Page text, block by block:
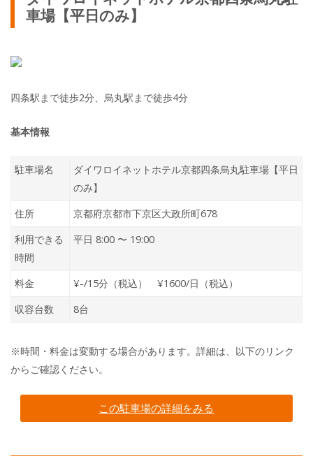
車場【平日のみ】
四条駅まで徒歩2分、烏丸駅まで徒歩4分
基本情報
駐車場名
ダイワロイネットホテル京都四条烏丸駐車場【平日
のみ】
住所
京都府京都市下京区大政所町678
利用できる
時間
平日 8:00 〜 19:00
料金
¥-/15分（税込） ¥1600/日（税込）
収容台数
8台
※時間・料金は変動する場合があります。詳細は、以下のリンク
からご確認ください。
この駐車場の詳細をみる